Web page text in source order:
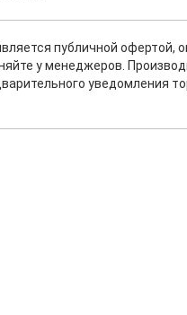
публичной
у менеджеров.
уведомления